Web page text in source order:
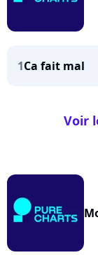
1Ca fait mal
Voir